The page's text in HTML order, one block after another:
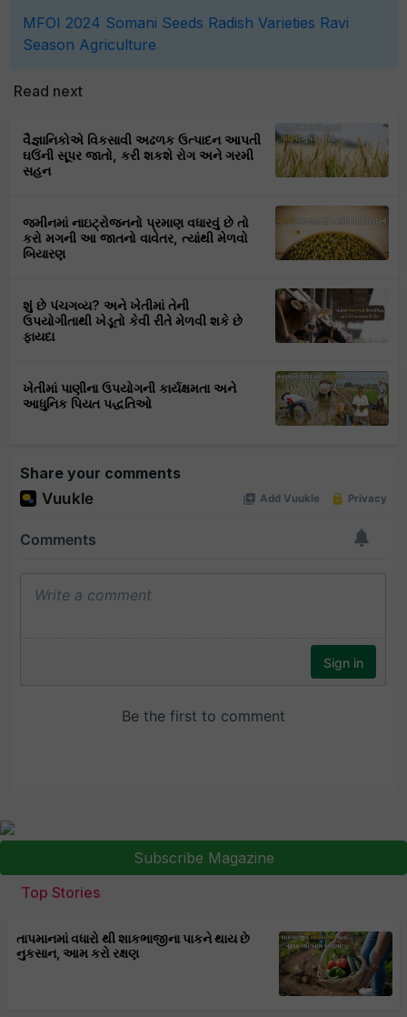
MFOI 2024 Somani Seeds Radish Varieties Ravi
Season Agriculture
Read next
વૈજ્ઞાનિકોએ વિકસાવી અઢળક ઉત્પાદન આપતી
ઘઉંની સૂપર જાતો, કરી શકશે રોગ અને ગરમી
સહન
જમીનમાં નાઇટ્રોજનનો પ્રમાણ વધારવું છે તો
કરો મગની આ જાતનો વાવેતર, ત્યાંથી મેળવો
બિયારણ
શું છે પંચગવ્ય? અને ખેતીમાં તેની
ઉપયોગીતાથી ખેડૂતો કેવી રીતે મેળવી શકે છે
ફાયદા
ખેતીમાં પાણીના ઉપયોગની કાર્યક્ષમતા અને
આધુનિક પિયત પદ્ધતિઓ
Share your comments
Subscribe Magazine
Top Stories
તાપમાનમાં વધારો થી શાકભાજીના પાકને થાય છે
નુકસાન, આમ કરો રક્ષણ